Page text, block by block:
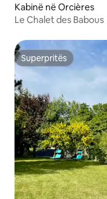
Kabinë në Orcières
Le Chalet des Babous
Superpritës
Superpritës